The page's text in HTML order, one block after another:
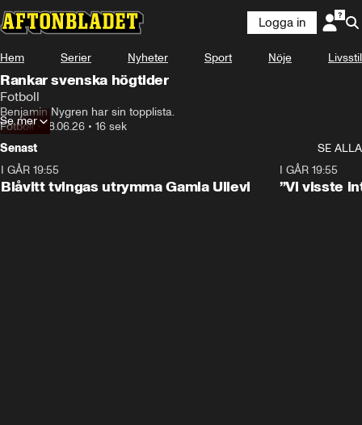
Logga in
Hem Serier Nyheter Sport Nöje Livsstil
Rankar svenska högtider
Fotboll
Benjamin Nygren har sin topplista.
Fotboll•18.06.26 • 16 sek
Se mer
Senast
SE ALLA
I GÅR 19:55
Blåvitt tvingas utrymma Gamla Ullevi
I GÅR 19:55
”Vi visste